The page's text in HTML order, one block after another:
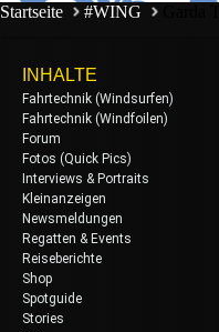
Startseite #WING
INHALTE
Fahrtechnik (Windsurfen)
Fahrtechnik (Windfoilen)
Forum
Fotos (Quick Pics)
Interviews & Portraits
Kleinanzeigen
Newsmeldungen
Regatten & Events
Reiseberichte
Shop
Spotguide
Stories